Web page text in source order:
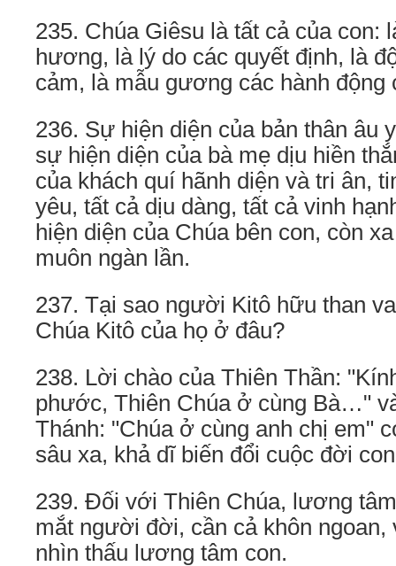
235. Chúa Giêsu là tất cả của con:
hương, là lý do các quyết định, là
cảm, là mẫu gương các hành động
236. Sự hiện diện của bản thân âu
sự hiện diện của bà mẹ dịu hiền
của khách quí hãnh diện và tri ân,
yêu, tất cả dịu dàng, tất cả vinh
hiện diện của Chúa bên con, còn
muôn ngàn lần.
237. Tại sao người Kitô hữu than
Chúa Kitô của họ ở đâu?
238. Lời chào của Thiên Thần:
phước, Thiên Chúa ở cùng Bà…"
Thánh: "Chúa ở cùng anh chị em"
sâu xa, khả dĩ biến đổi cuộc đời
239. Đối với Thiên Chúa, lương
mắt người đời, cần cả khôn ngoan,
nhìn thấu lương tâm con.